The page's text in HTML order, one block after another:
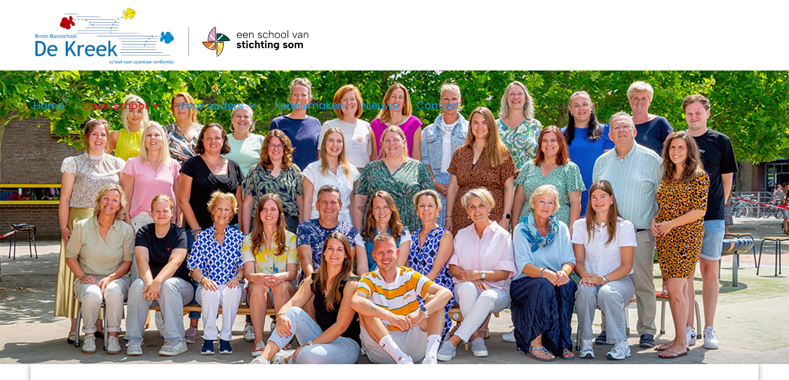
Home Onze school Voor ouders Kennismaken Nieuws Contact